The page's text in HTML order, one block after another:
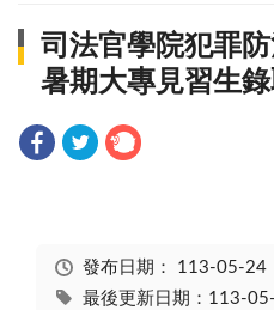
司法官學院犯罪
暑期大專見習生
發布日期： 113-05-24
最後更新日期：113-